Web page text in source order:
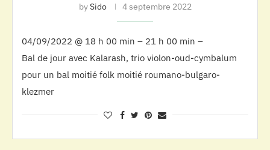
bySido 4 septembre 2022
04/09/2022 @ 18 h 00 min – 21 h 00 min –
Bal de jour avec Kalarash, trio violon-oud-cymbalum
pour un bal moitié folk moitié roumano-bulgaro-
klezmer